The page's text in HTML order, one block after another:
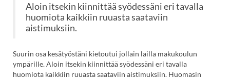
Aloin itsekin kiinnittää syödessäni eri tavalla
huomiota kaikkiin ruuasta saataviin
aistimuksiin.
Suurin osa kesätyöstäni kietoutui jollain lailla makukoulun
ympärille. Aloin itsekin kiinnittää syödessäni eri tavalla
huomiota kaikkiin ruuasta saataviin aistimuksiin. Huomasin